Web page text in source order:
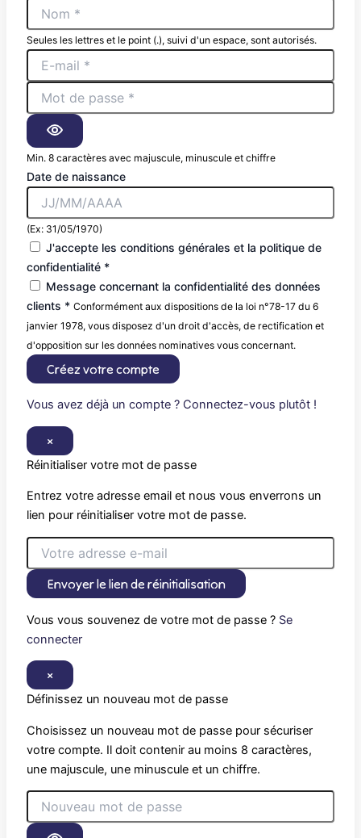
Seules les lettres et le point (.), suivi d'un espace, sont autorisés.
Min. 8 caractères avec majuscule, minuscule et chiffre
Date de naissance
(Ex: 31/05/1970)
J'accepte les conditions générales et la politique de
confidentialité *
Message concernant la confidentialité des données
clients * Conformément aux dispositions de la loi n°78-17 du 6
janvier 1978, vous disposez d'un droit d'accès, de rectification et
d'opposition sur les données nominatives vous concernant.
Créez votre compte
Vous avez déjà un compte ? Connectez-vous plutôt !
×
Réinitialiser votre mot de passe
Entrez votre adresse email et nous vous enverrons un
lien pour réinitialiser votre mot de passe.
Envoyer le lien de réinitialisation
Vous vous souvenez de votre mot de passe ? Se
connecter
×
Définissez un nouveau mot de passe
Choisissez un nouveau mot de passe pour sécuriser
votre compte. Il doit contenir au moins 8 caractères,
une majuscule, une minuscule et un chiffre.